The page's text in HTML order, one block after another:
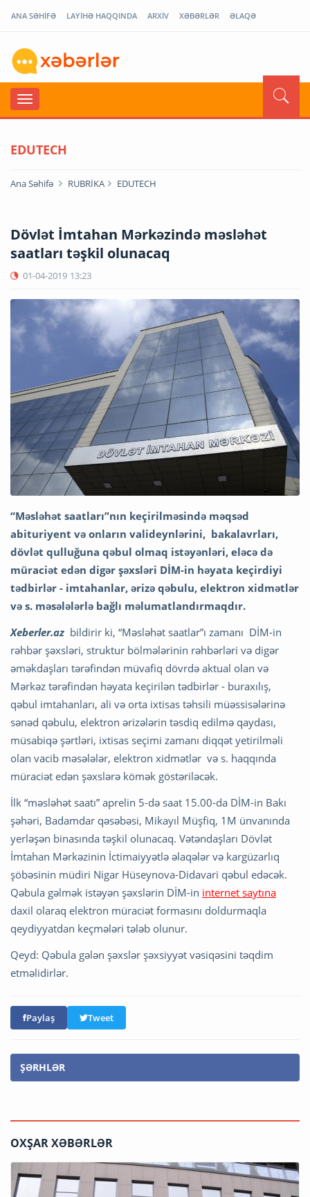
ANA SƏHİFƏ LAYİHƏ HAQQINDA ARXİV XƏBƏRLƏR ƏLAQƏ
EDUTECH
Ana Səhifə RUBRİKA EDUTECH
Dövlət İmtahan Mərkəzində məsləhət
saatları təşkil olunacaq
01-04-2019 13:23
“Məsləhət saatları”nın keçirilməsində məqsəd
abituriyent və onların valideynlərini, bakalavrları,
dövlət qulluğuna qəbul olmaq istəyənləri, eləcə də
müraciət edən digər şəxsləri DİM-in həyata keçirdiyi
tədbirlər - imtahanlar, ərizə qəbulu, elektron xidmətlər
və s. məsələlərlə bağlı məlumatlandırmaqdır.
Xeberler.az bildirir ki, “Məsləhət saatlar”ı zamanı DİM-in
rəhbər şəxsləri, struktur bölmələrinin rəhbərləri və digər
əməkdaşları tərəfindən müvafiq dövrdə aktual olan və
Mərkəz tərəfindən həyata keçirilən tədbirlər - buraxılış,
qəbul imtahanları, ali və orta ixtisas təhsili müəssisələrinə
sənəd qəbulu, elektron ərizələrin təsdiq edilmə qaydası,
müsabiqə şərtləri, ixtisas seçimi zamanı diqqət yetirilməli
olan vacib məsələlər, elektron xidmətlər və s. haqqında
müraciət edən şəxslərə kömək göstəriləcək.
İlk “məsləhət saatı” aprelin 5-də saat 15.00-da DİM-in Bakı
şəhəri, Badamdar qəsəbəsi, Mikayıl Müşfiq, 1M ünvanında
yerləşən binasında təşkil olunacaq. Vətəndaşları Dövlət
İmtahan Mərkəzinin İctimaiyyətlə əlaqələr və kargüzarlıq
şöbəsinin müdiri Nigar Hüseynova-Didavari qəbul edəcək.
Qəbula gəlmək istəyən şəxslərin DİM-in internet saytına
daxil olaraq elektron müraciət formasını doldurmaqla
qeydiyyatdan keçmələri tələb olunur.
Qeyd: Qəbula gələn şəxslər şəxsiyyət vəsiqəsini təqdim
etməlidirlər.
Paylaş Tweet
ŞƏRHLƏR
OXŞAR XƏBƏRLƏR